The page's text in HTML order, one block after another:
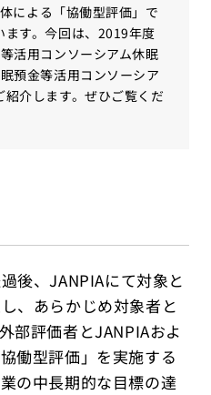
による「協働型評価」で
ます。今回は、2019年度
活用コンソーシアム休眠
預金等活用コンソーシア
介します。ぜひご覧くだ
後、JANPIAにて対象と
、あらかじめ対象者と
部評価者とJANPIAおよ
働型評価」を実施する
の中長期的な目標の達